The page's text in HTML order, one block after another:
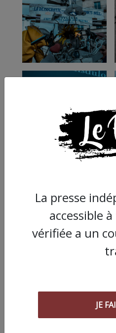
La presse
accessible
vérifiée a un
JE